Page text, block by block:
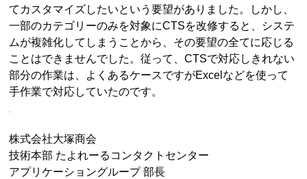
てカスタマイズしたいという要望がありました。しかし、
一部のカテゴリーのみを対象にCTSを改修すると、システ
ムが複雑化してしまうことから、その要望の全てに応じる
ことはできませんでした。従って、CTSで対応しきれない
部分の作業は、よくあるケースですがExcelなどを使って
手作業で対応していたのです。
株式会社大塚商会
技術本部 たよれーるコンタクトセンター
アプリケーショングループ 部長